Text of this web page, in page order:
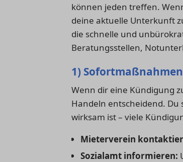
können jeden treffen.
deine aktuelle Unterkunft
die schnelle und
Beratungsstellen,
1)
Wenn dir eine Kündigung
Handeln entscheidend.
wirksam ist – viele
Mieterverein
Sozialamt informieren: